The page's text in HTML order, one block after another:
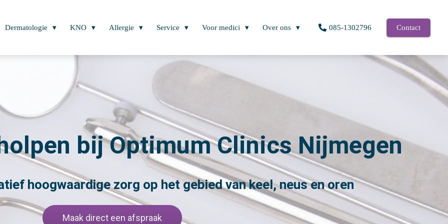
Dermatologie KNO Allergie Service Voor medici Over ons 085-1302796 Contact
bij Optimum Clinics Nijmegen
hoogwaardige zorg op het gebied van keel, neus en oren
Maak direct een afspraak